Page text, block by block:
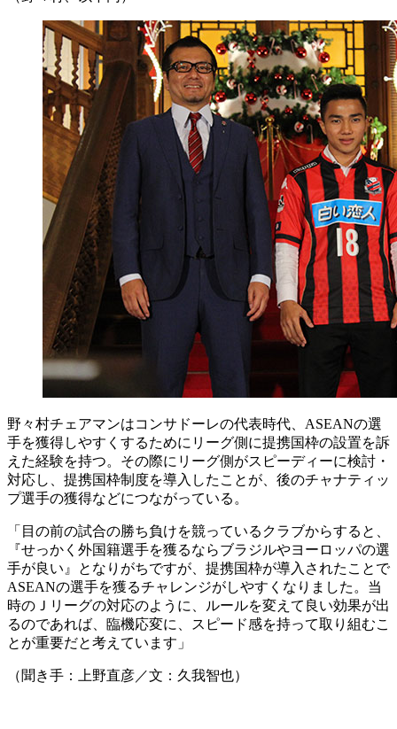
野々村チェアマンはコンサドーレの代表時代、ASEANの選
手を獲得しやすくするためにリーグ側に提携国枠の設置を訴
えた経験を持つ。その際にリーグ側がスピーディーに検討・
対応し、提携国枠制度を導入したことが、後のチャナティッ
プ選手の獲得などにつながっている。
「目の前の試合の勝ち負けを競っているクラブからすると、
『せっかく外国籍選手を獲るならブラジルやヨーロッパの選
手が良い』となりがちですが、提携国枠が導入されたことで
ASEANの選手を獲るチャレンジがしやすくなりました。当
時のＪリーグの対応のように、ルールを変えて良い効果が出
るのであれば、臨機応変に、スピード感を持って取り組むこ
とが重要だと考えています」
（聞き手：上野直彦／文：久我智也）